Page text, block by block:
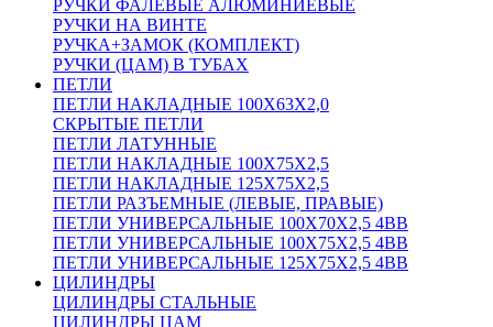
РУЧКИ ФАЛЕВЫЕ АЛЮМИНИЕВЫЕ
РУЧКИ НА ВИНТЕ
РУЧКА+ЗАМОК (КОМПЛЕКТ)
РУЧКИ (ЦАМ) В ТУБАХ
ПЕТЛИ
ПЕТЛИ НАКЛАДНЫЕ 100Х63Х2,0
СКРЫТЫЕ ПЕТЛИ
ПЕТЛИ ЛАТУННЫЕ
ПЕТЛИ НАКЛАДНЫЕ 100Х75Х2,5
ПЕТЛИ НАКЛАДНЫЕ 125Х75Х2,5
ПЕТЛИ РАЗЪЕМНЫЕ (ЛЕВЫЕ, ПРАВЫЕ)
ПЕТЛИ УНИВЕРСАЛЬНЫЕ 100Х70Х2,5 4BB
ПЕТЛИ УНИВЕРСАЛЬНЫЕ 100Х75Х2,5 4BB
ПЕТЛИ УНИВЕРСАЛЬНЫЕ 125Х75Х2,5 4BB
ЦИЛИНДРЫ
ЦИЛИНДРЫ СТАЛЬНЫЕ
ЦИЛИНДРЫ ЦАМ